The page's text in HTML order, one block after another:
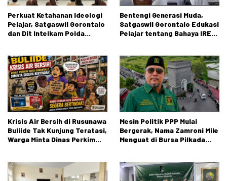
Perkuat Ketahanan Ideologi
Pelajar, Satgaswil Gorontalo
dan Dit Intelkam Polda
Negeri 1 Kabila
Bentengi Generasi Muda,
Satgaswil Gorontalo Edukasi
Pelajar tentang Bahaya IRET,
Krisis Air Bersih di Rusunawa
Buliide Tak Kunjung Teratasi,
Warga Minta Dinas Perkim
Mesin Politik PPP Mulai
Bergerak, Nama Zamroni Mile
Menguat di Bursa Pilkada